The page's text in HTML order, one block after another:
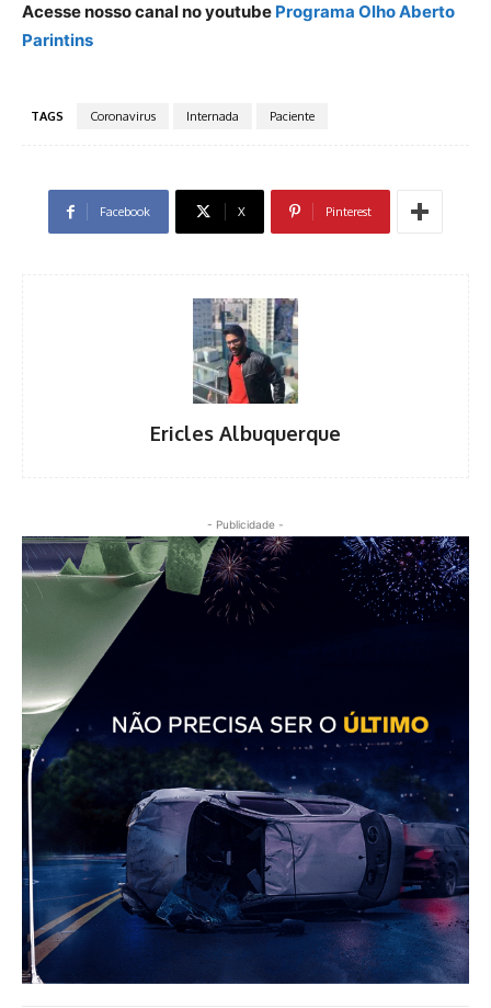
Acesse nosso canal no youtube Programa Olho Aberto
Parintins
TAGS Coronavirus Internada Paciente
Facebook X Pinterest
Ericles Albuquerque
- Publicidade -